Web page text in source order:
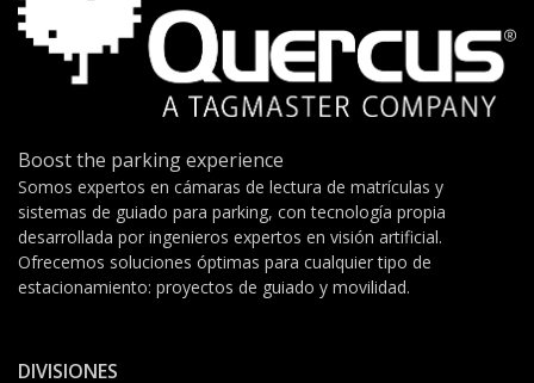
Boost the parking experience
Somos expertos en cámaras de lectura de matrículas y
sistemas de guiado para parking, con tecnología propia
desarrollada por ingenieros expertos en visión artificial.
Ofrecemos soluciones óptimas para cualquier tipo de
estacionamiento: proyectos de guiado y movilidad.
DIVISIONES